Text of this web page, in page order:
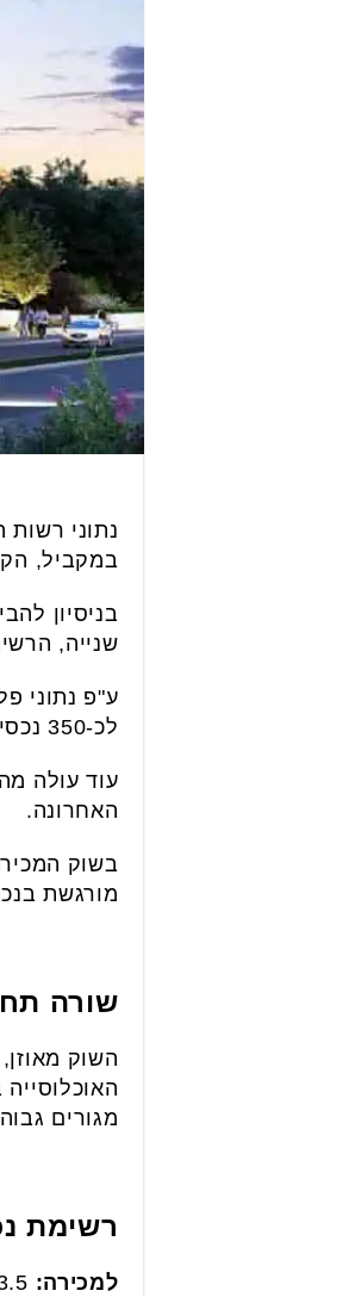
נתוני
במקביל,
בניסיון
שנייה,
לכ-350 נכסים המוצעים למכירה.
עוד עולה
האחרונה.
בשוק
מורגשת
שורה
השוק
מגורים
רשימת
למכירה: 3.5 חד' בויצמן, קומה 5/8, 98 מ"ר +16 מ"ר מרפסת, מחסן וחניה. משופצת